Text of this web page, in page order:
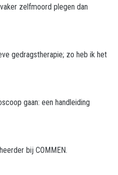
zelfmoord plegen dan
gedragstherapie; zo heb ik het
gaan: een handleiding
bij COMMEN.